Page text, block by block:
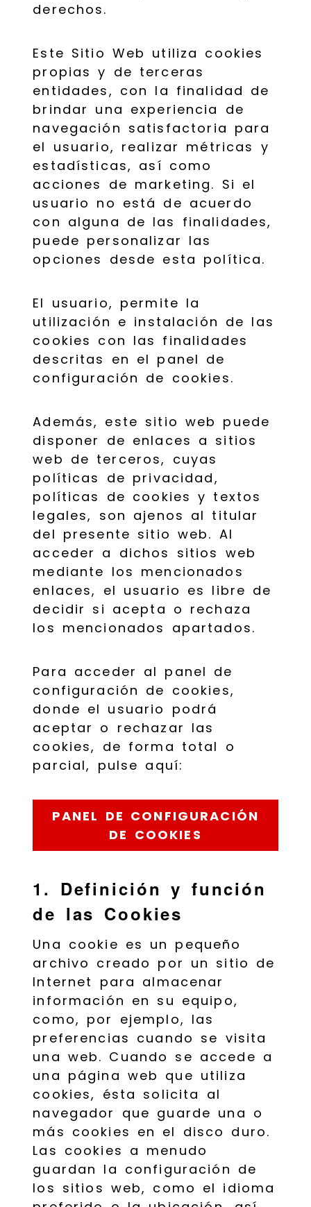
derechos.
Este Sitio Web utiliza cookies
propias y de terceras
entidades, con la finalidad de
brindar una experiencia de
navegación satisfactoria para
el usuario, realizar métricas y
estadísticas, así como
acciones de marketing. Si el
usuario no está de acuerdo
con alguna de las finalidades,
puede personalizar las
opciones desde esta política.
El usuario, permite la
utilización e instalación de las
cookies con las finalidades
descritas en el panel de
configuración de cookies.
Además, este sitio web puede
disponer de enlaces a sitios
web de terceros, cuyas
políticas de privacidad,
políticas de cookies y textos
legales, son ajenos al titular
del presente sitio web. Al
acceder a dichos sitios web
mediante los mencionados
enlaces, el usuario es libre de
decidir si acepta o rechaza
los mencionados apartados.
Para acceder al panel de
configuración de cookies,
donde el usuario podrá
aceptar o rechazar las
cookies, de forma total o
parcial, pulse aquí:
PANEL DE CONFIGURACIÓN
DE COOKIES
1. Definición y función
de las Cookies
Una cookie es un pequeño
archivo creado por un sitio de
Internet para almacenar
información en su equipo,
como, por ejemplo, las
preferencias cuando se visita
una web. Cuando se accede a
una página web que utiliza
cookies, ésta solicita al
navegador que guarde una o
más cookies en el disco duro.
Las cookies a menudo
guardan la configuración de
los sitios web, como el idioma